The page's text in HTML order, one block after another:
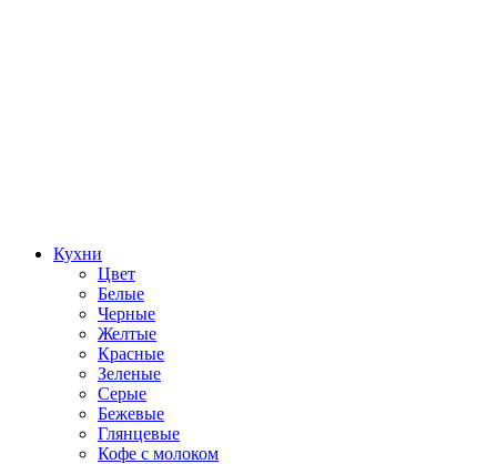
Кухни
Цвет
Белые
Черные
Желтые
Красные
Зеленые
Серые
Бежевые
Глянцевые
Кофе с молоком